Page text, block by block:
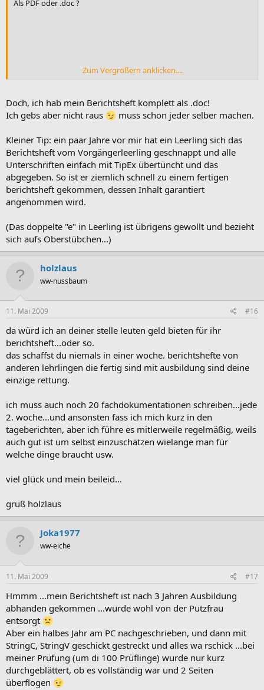
Als PDF oder .doc ?
Ach so, egal welches Format, hat eh keiner
Zum Vergrößern anklicken....
Doch, ich hab mein Berichtsheft komplett als .doc!
Ich gebs aber nicht raus
muss schon jeder selber machen.
Kleiner Tip: ein paar Jahre vor mir hat ein Leerling sich das
Berichtsheft vom Vorgängerleerling geschnappt und alle
Unterschriften einfach mit TipEx übertüncht und das
abgegeben. So ist er ziemlich schnell zu einem fertigen
berichtsheft gekommen, dessen Inhalt garantiert
angenommen wird.
(Das doppelte "e" in Leerling ist übrigens gewollt und bezieht
sich aufs Oberstübchen...)
holzlaus
ww-nussbaum
11. Mai 2009 #16
da würd ich an deiner stelle leuten geld bieten für ihr
berichtsheft...oder so.
das schaffst du niemals in einer woche. berichtshefte von
anderen lehrlingen die fertig sind mit ausbildung sind deine
einzige rettung.
ich muss auch noch 20 fachdokumentationen schreiben...jede
2. woche...und ansonsten fass ich mich kurz in den
tageberichten, aber ich führe es mitlerweile regelmäßig, weils
auch gut ist um selbst einzuschätzen wielange man für
welche dinge braucht usw.
viel glück und mein beileid...
gruß holzlaus
Joka1977
ww-eiche
11. Mai 2009 #17
Hmmm ...mein Berichtsheft ist nach 3 Jahren Ausbildung
abhanden gekommen ...wurde wohl von der Putzfrau
entsorgt
Aber ein halbes Jahr am PC nachgeschrieben, und dann mit
StringC, StringV geschickt gestreckt und alles wa rschick ...bei
meiner Prüfung (um di 100 Prüflinge) wurde nur kurz
durchgeblättert, ob es vollständig war und 2 Seiten
überflogen